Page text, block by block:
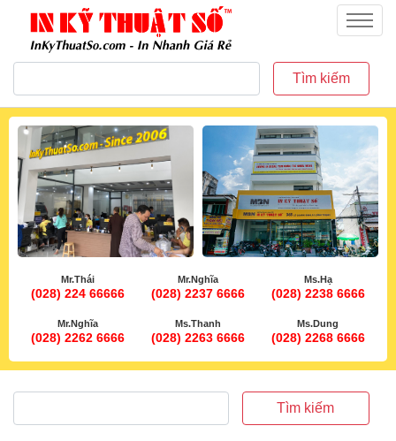
inkythuatso.com
Menu
Tìm kiếm
Mr.Thái
(028) 224 66666
Mr.Nghĩa
(028) 2237 6666
Ms.Hạ
(028) 2238 6666
Mr.Nghĩa
(028) 2262 6666
Ms.Thanh
(028) 2263 6666
Ms.Dung
(028) 2268 6666
Tìm kiếm